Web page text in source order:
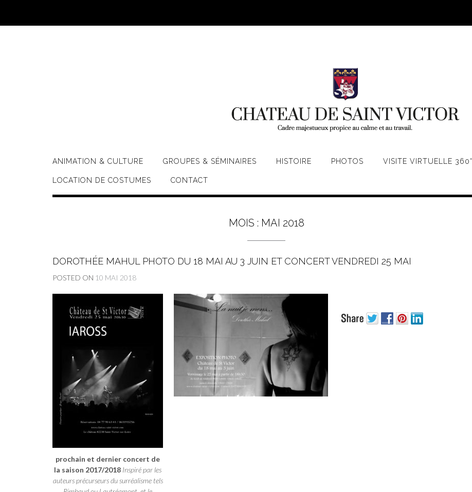
content
ANIMATION & CULTURE GROUPES & SÉMINAIRES HISTOIRE PHOTOS VISITE VIRTUELLE 360°
LOCATION DE COSTUMES CONTACT
MOIS : MAI 2018
DOROTHÉE MAHUL PHOTO DU 18 MAI AU 3 JUIN ET CONCERT VENDREDI 25 MAI
POSTED ON 10 MAI 2018
prochain et dernier concert de
la saison 2017/2018 Inspiré par les
auteurs précurseurs du surréalisme tels